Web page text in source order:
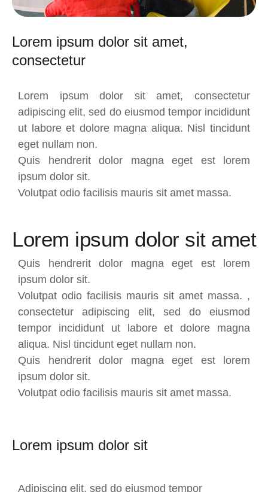
Lorem ipsum dolor sit amet,
consectetur
Lorem ipsum dolor sit amet, consectetur
adipiscing elit, sed do eiusmod tempor incididunt
ut labore et dolore magna aliqua. Nisl tincidunt
eget nullam non.
Quis hendrerit dolor magna eget est lorem
ipsum dolor sit.
Volutpat odio facilisis mauris sit amet massa.
Lorem ipsum dolor sit amet
Quis hendrerit dolor magna eget est lorem
ipsum dolor sit.
Volutpat odio facilisis mauris sit amet massa. ,
consectetur adipiscing elit, sed do eiusmod
tempor incididunt ut labore et dolore magna
aliqua. Nisl tincidunt eget nullam non.
Quis hendrerit dolor magna eget est lorem
ipsum dolor sit.
Volutpat odio facilisis mauris sit amet massa.
Lorem ipsum dolor sit
Adipiscing elit, sed do eiusmod tempor